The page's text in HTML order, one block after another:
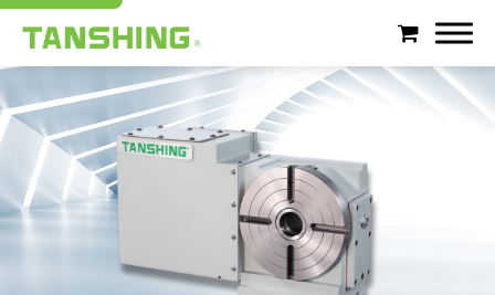
關於潭興
產品介紹